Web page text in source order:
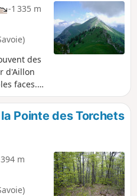
-1 335 m
des
d'Aillon
faces.
des
effort
Col de la
temps
Pointe des Torchets
m